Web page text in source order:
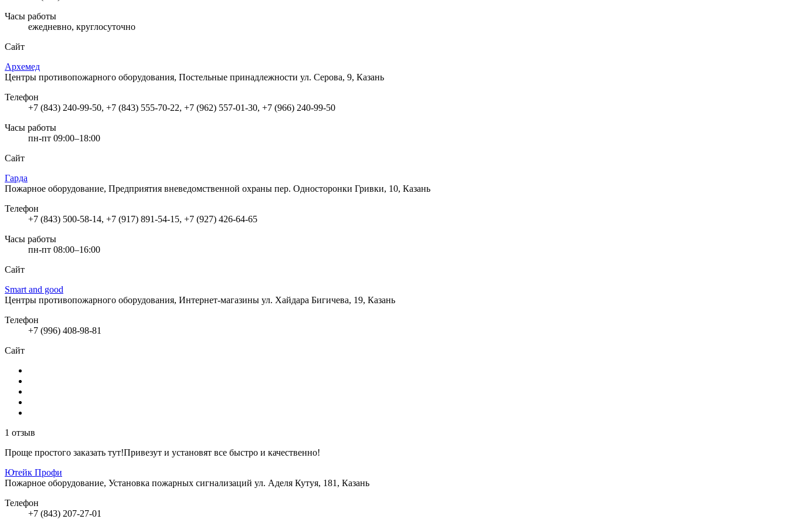
Часы работы
ежедневно, круглосуточно
Сайт
Архемед
Центры противопожарного оборудования, Постельные принадлежности ул. Серова, 9, Казань
Телефон
+7 (843) 240-99-50, +7 (843) 555-70-22, +7 (962) 557-01-30, +7 (966) 240-99-50
Часы работы
пн-пт 09:00–18:00
Сайт
Гарда
Пожарное оборудование, Предприятия вневедомственной охраны пер. Односторонки Гривки, 10, Казань
Телефон
+7 (843) 500-58-14, +7 (917) 891-54-15, +7 (927) 426-64-65
Часы работы
пн-пт 08:00–16:00
Сайт
Smart and good
Центры противопожарного оборудования, Интернет-магазины ул. Хайдара Бигичева, 19, Казань
Телефон
+7 (996) 408-98-81
Сайт
1 отзыв
Проще простого заказать тут!Привезут и установят все быстро и качественно!
Ютейк Профи
Пожарное оборудование, Установка пожарных сигнализаций ул. Аделя Кутуя, 181, Казань
Телефон
+7 (843) 207-27-01